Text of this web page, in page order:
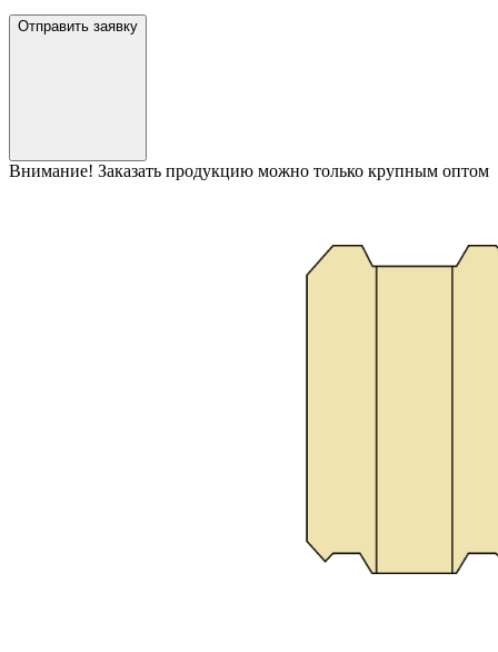
Отправить заявку
Внимание! Заказать продукцию можно только крупным оптом